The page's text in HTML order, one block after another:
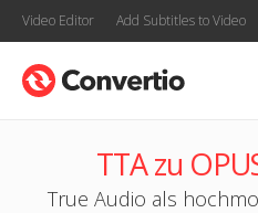
Video Editor Add Subtitles to Video
TTA zu
True Audio als